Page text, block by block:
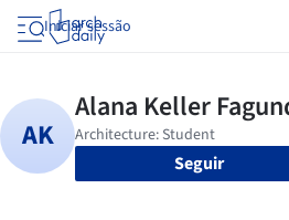
Iniciar sessão
Seguir